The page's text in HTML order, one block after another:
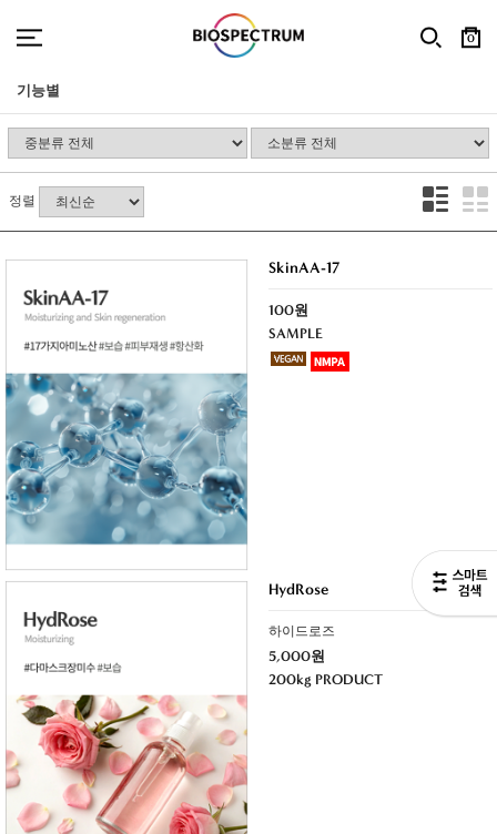
0
기능별
정렬
SkinAA-17
100원
SAMPLE
HydRose
하이드로즈
5,000원
200kg PRODUCT